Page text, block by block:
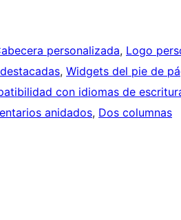
personalizada, Logo
, Widgets del pie de
con idiomas de
anidados, Dos columnas